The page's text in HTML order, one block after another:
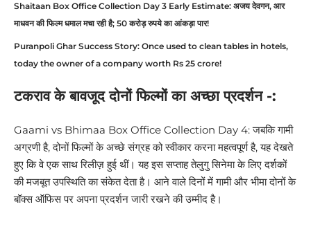
Shaitaan Box Office Collection Day 3 Early Estimate: अजय देवगन, आर
माधवन की फिल्म धमाल मचा रही है; 50 करोड़ रुपये का आंकड़ा पार!
Puranpoli Ghar Success Story: Once used to clean tables in hotels,
today the owner of a company worth Rs 25 crore!
टकराव के बावजूद दोनों फिल्मों का अच्छा प्रदर्शन -:
Gaami vs Bhimaa Box Office Collection Day 4: जबकि गामी
अग्रणी है, दोनों फिल्मों के अच्छे संग्रह को स्वीकार करना महत्वपूर्ण है, यह देखते
हुए कि वे एक साथ रिलीज़ हुई थीं। यह इस सप्ताह तेलुगु सिनेमा के लिए दर्शकों
की मजबूत उपस्थिति का संकेत देता है। आने वाले दिनों में गामी और भीमा दोनों के
बॉक्स ऑफिस पर अपना प्रदर्शन जारी रखने की उम्मीद है।